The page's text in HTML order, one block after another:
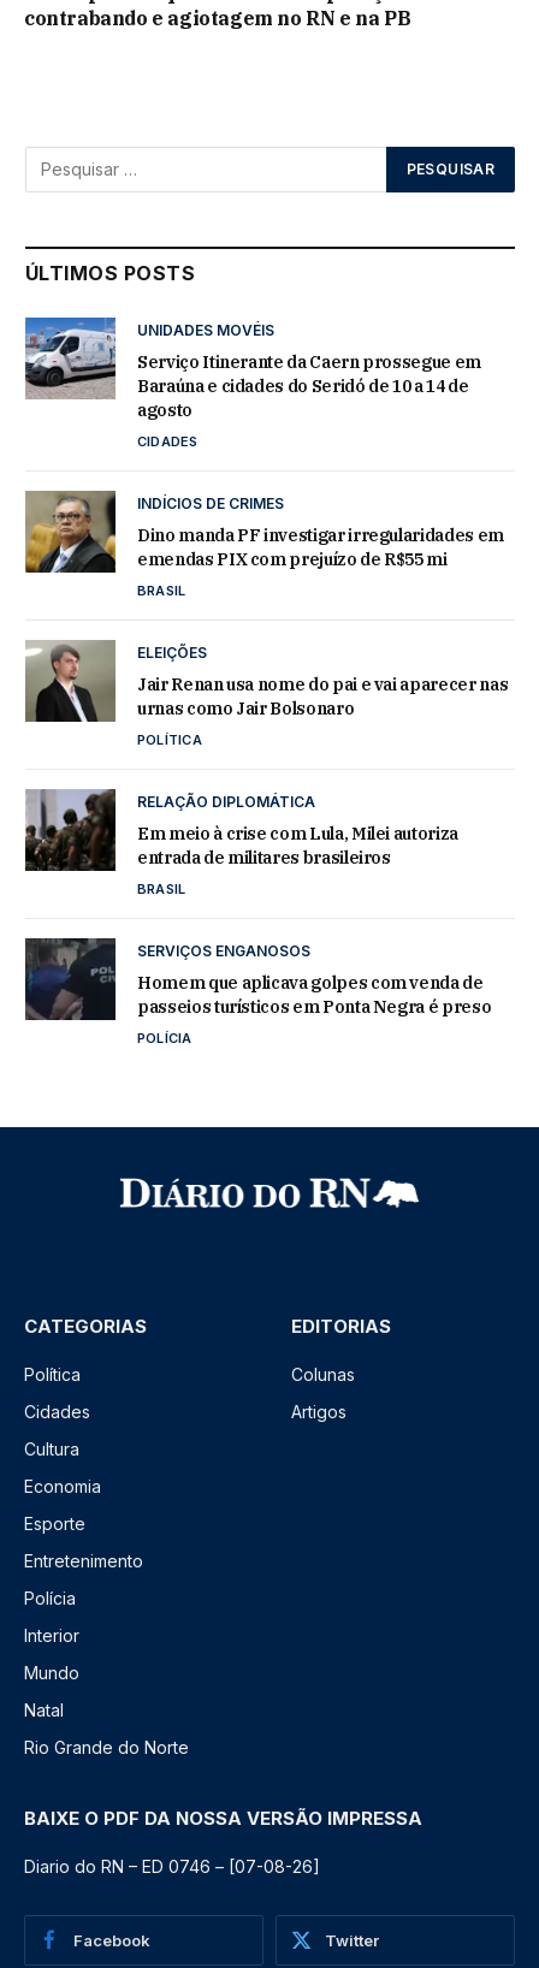
contrabando e agiotagem no RN e na PB
ÚLTIMOS POSTS
UNIDADES MOVÉIS
Serviço Itinerante da Caern prossegue em
Baraúna e cidades do Seridó de 10 a 14 de
agosto
CIDADES
INDÍCIOS DE CRIMES
Dino manda PF investigar irregularidades em
emendas PIX com prejuízo de R$55 mi
BRASIL
ELEIÇÕES
Jair Renan usa nome do pai e vai aparecer nas
urnas como Jair Bolsonaro
POLÍTICA
RELAÇÃO DIPLOMÁTICA
Em meio à crise com Lula, Milei autoriza
entrada de militares brasileiros
BRASIL
SERVIÇOS ENGANOSOS
Homem que aplicava golpes com venda de
passeios turísticos em Ponta Negra é preso
POLÍCIA
CATEGORIAS
Política
Cidades
Cultura
Economia
Esporte
Entretenimento
Polícia
Interior
Mundo
Natal
Rio Grande do Norte
EDITORIAS
Colunas
Artigos
BAIXE O PDF DA NOSSA VERSÃO IMPRESSA
Diario do RN – ED 0746 – [07-08-26]
Facebook Twitter